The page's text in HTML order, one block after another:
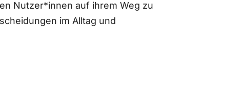
Nutzer*innen auf ihrem Weg zu
im Alltag und